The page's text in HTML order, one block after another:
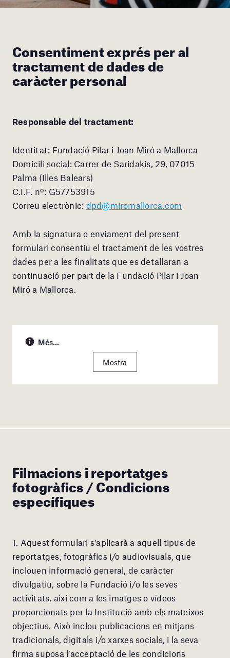
Consentiment exprés per al
tractament de dades de
caràcter personal
Responsable del tractament:
Identitat: Fundació Pilar i Joan Miró a Mallorca
Domicili social: Carrer de Saridakis, 29, 07015
Palma (Illes Balears)
C.I.F. nº: G57753915
Correu electrònic: dpd@miromallorca.com
Amb la signatura o enviament del present
formulari consentiu el tractament de les vostres
dades per a les finalitats que es detallaran a
continuació per part de la Fundació Pilar i Joan
Miró a Mallorca.
Més...
Mostra
Filmacions i reportatges
fotogràfics / Condicions
específiques
1. Aquest formulari s’aplicarà a aquell tipus de
reportatges, fotogràfics i/o audiovisuals, que
inclouen informació general, de caràcter
divulgatiu, sobre la Fundació i/o les seves
activitats, així com a les imatges o vídeos
proporcionats per la Institució amb els mateixos
objectius. Això inclou publicacions en mitjans
tradicionals, digitals i/o xarxes socials, i la seva
firma suposa l’acceptació de les condicions